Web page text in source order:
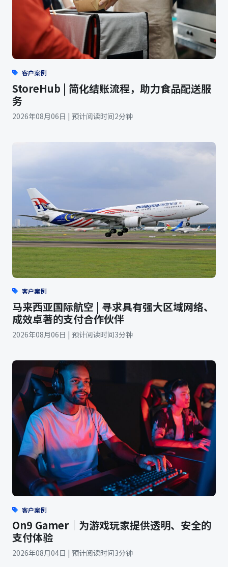
客户案例
StoreHub | 简化结账流程，助力食品配送服
务
2026年08月06日 | 预计阅读时间2分钟
客户案例
马来西亚国际航空 | 寻求具有强大区域网络、
成效卓著的支付合作伙伴
2026年08月06日 | 预计阅读时间3分钟
客户案例
On9 Gamer｜为游戏玩家提供透明、安全的
支付体验
2026年08月04日 | 预计阅读时间3分钟